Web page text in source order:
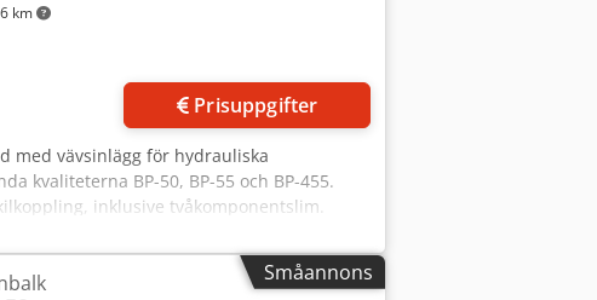
km
Prisuppgifter
med vävsinlägg för hydrauliska
kvaliteterna BP-50, BP-55 och BP-455.
inklusive tvåkomponentslim.
Småannons